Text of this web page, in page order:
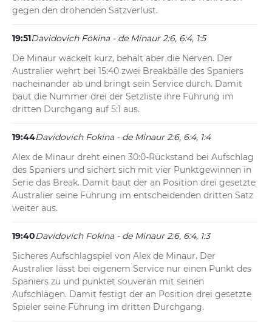
gegen den drohenden Satzverlust.
19:51Davidovich Fokina - de Minaur 2:6, 6:4, 1:5
De Minaur wackelt kurz, behält aber die Nerven. Der
Australier wehrt bei 15:40 zwei Breakbälle des Spaniers
nacheinander ab und bringt sein Service durch. Damit
baut die Nummer drei der Setzliste ihre Führung im
dritten Durchgang auf 5:1 aus.
19:44Davidovich Fokina - de Minaur 2:6, 6:4, 1:4
Alex de Minaur dreht einen 30:0-Rückstand bei Aufschlag
des Spaniers und sichert sich mit vier Punktgewinnen in
Serie das Break. Damit baut der an Position drei gesetzte
Australier seine Führung im entscheidenden dritten Satz
weiter aus.
19:40Davidovich Fokina - de Minaur 2:6, 6:4, 1:3
Sicheres Aufschlagspiel von Alex de Minaur. Der
Australier lässt bei eigenem Service nur einen Punkt des
Spaniers zu und punktet souverän mit seinen
Aufschlägen. Damit festigt der an Position drei gesetzte
Spieler seine Führung im dritten Durchgang.